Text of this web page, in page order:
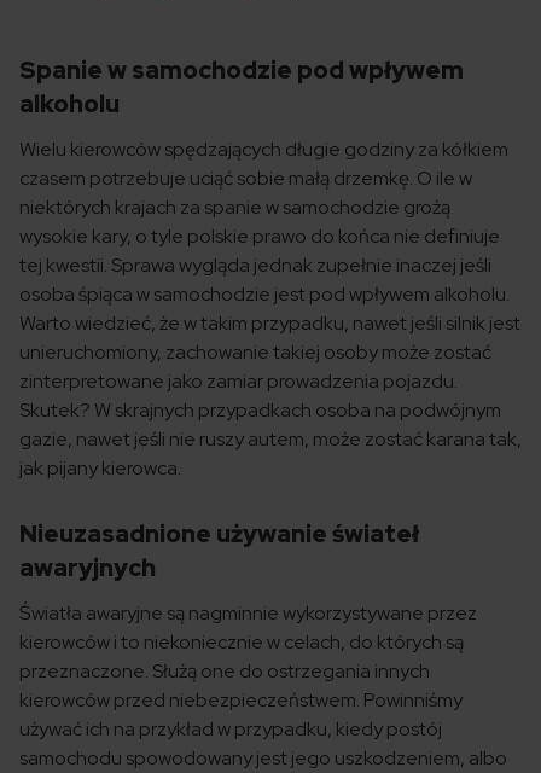
Spanie w samochodzie pod wpływem
alkoholu
Wielu kierowców spędzających długie godziny za kółkiem
czasem potrzebuje uciąć sobie małą drzemkę. O ile w
niektórych krajach za spanie w samochodzie grożą
wysokie kary, o tyle polskie prawo do końca nie definiuje
tej kwestii. Sprawa wygląda jednak zupełnie inaczej jeśli
osoba śpiąca w samochodzie jest pod wpływem alkoholu.
Warto wiedzieć, że w takim przypadku, nawet jeśli silnik jest
unieruchomiony, zachowanie takiej osoby może zostać
zinterpretowane jako zamiar prowadzenia pojazdu.
Skutek? W skrajnych przypadkach osoba na podwójnym
gazie, nawet jeśli nie ruszy autem, może zostać karana tak,
jak pijany kierowca.
Nieuzasadnione używanie świateł
awaryjnych
Światła awaryjne są nagminnie wykorzystywane przez
kierowców i to niekoniecznie w celach, do których są
przeznaczone. Służą one do ostrzegania innych
kierowców przed niebezpieczeństwem. Powinniśmy
używać ich na przykład w przypadku, kiedy postój
samochodu spowodowany jest jego uszkodzeniem, albo